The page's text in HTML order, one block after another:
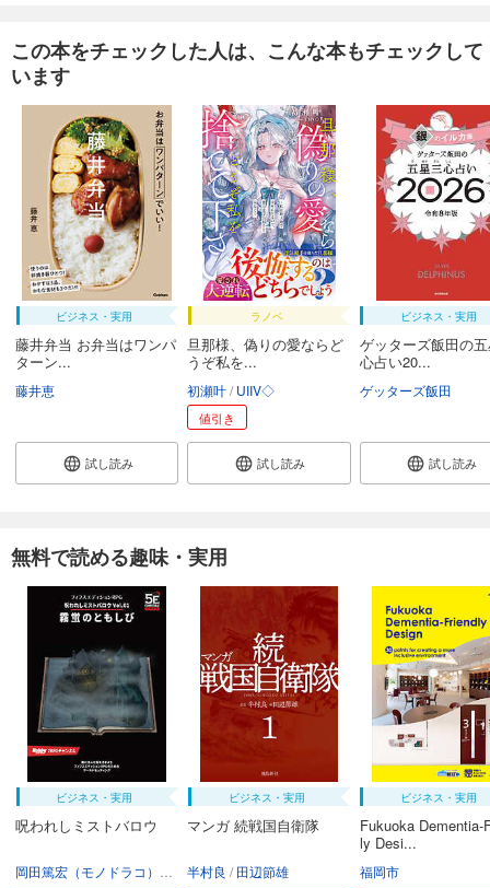
この本をチェックした人は、こんな本もチェックして
います
ビジネス・実用
藤井弁当 お弁当はワンパ
ターン...
藤井恵
試し読み
ラノベ
旦那様、偽りの愛ならど
うぞ私を...
初瀬叶 UIIV◇
値引き
試し読み
ビジネス・実用
ゲッターズ飯田の
心占い20...
ゲッターズ飯田
試し読み
無料で読める趣味・実用
ビジネス・実用
呪われしミストバロウ
宮﨑樹
ビジネス・実用
マンガ 続戦国自衛隊
半村良 田辺節雄
ビジネス・実用
Fukuoka Dementia-
ly Desi...
福岡市